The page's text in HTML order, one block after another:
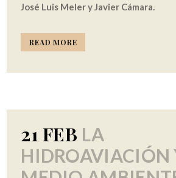
José Luis Meler y Javier Cámara.
READ MORE
21 FEB LA
HIDROAVIACIÓN